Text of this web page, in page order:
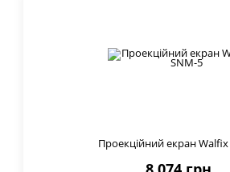
Проекційний екран Walfix